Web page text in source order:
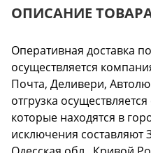
ОПИСАНИЕ
Оперативная доставка
осуществляется
Почта, Деливери,
отгрузка
которые находятся в
исключения